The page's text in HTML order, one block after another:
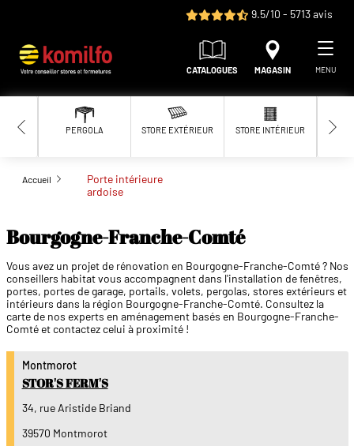
9.5/10 - 5713 avis
CATALOGUES MAGASIN MENU
PERGOLA STORE EXTÉRIEUR STORE INTÉRIEUR
Accueil
Porte intérieure
ardoise
Bourgogne-Franche-Comté
Vous avez un projet de rénovation en Bourgogne-Franche-Comté ? Nos
conseillers habitat vous accompagnent dans l'installation de fenêtres,
portes, portes de garage, portails, volets, pergolas, stores extérieurs et
intérieurs dans la région Bourgogne-Franche-Comté. Consultez la
carte de nos experts en aménagement basés en Bourgogne-Franche-
Comté et contactez celui à proximité !
Montmorot
STOR'S FERM'S
34, rue Aristide Briand
39570 Montmorot